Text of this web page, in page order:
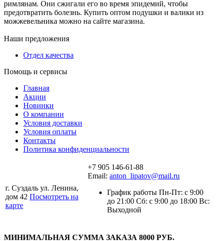
римлянам. Они сжигали его во время эпидемий, чтобы
предотвратить болезнь. Купить оптом подушки и валики из
можжевельника можно на сайте магазина.
Наши предложения
Отдел качества
Помощь и сервисы
Главная
Акции
Новинки
О компании
Условия доставки
Условия оплаты
Контакты
Политика конфиденциальности
г. Суздаль ул. Ленина,
дом 42 Посмотреть на
карте
+7 905 146-61-88
Email: anton_lipatov@mail.ru
График работы Пн-Пт: с 9:00
до 21:00 Сб: с 9:00 до 18:00 Вс:
Выходной
МИНИМАЛЬНАЯ СУММА ЗАКАЗА 8000 РУБ.